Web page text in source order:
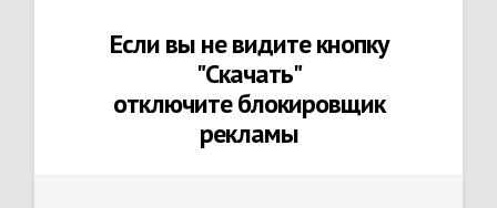
Если вы не видите кнопку
"Скачать"
отключите блокировщик
рекламы